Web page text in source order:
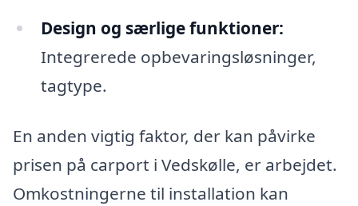
Design og særlige funktioner:
Integrerede opbevaringsløsninger,
tagtype.
En anden vigtig faktor, der kan påvirke
prisen på carport i Vedskølle, er arbejdet.
Omkostningerne til installation kan